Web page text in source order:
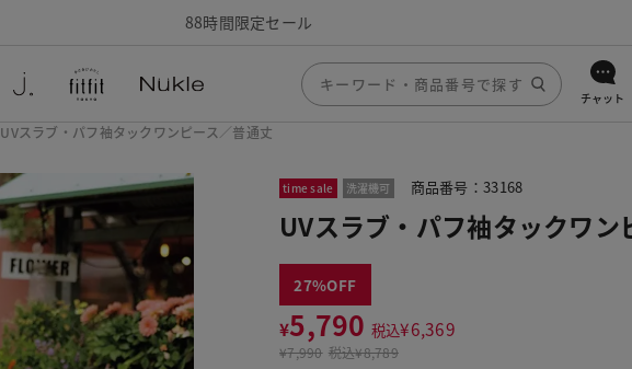
88時間限定セール
チャット
UVスラブ・パフ袖タックワンピース／普通丈
time sale 洗濯機可 商品番号：33168
UVスラブ・パフ袖タックワン
27
¥5,790 税込¥6,369
¥7,990 税込¥8,789